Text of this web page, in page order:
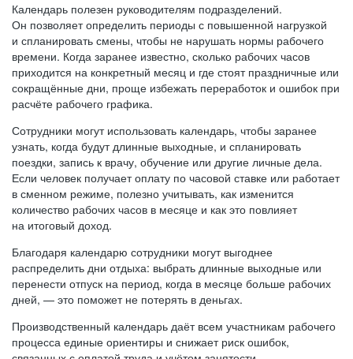
Календарь полезен руководителям подразделений.
Он позволяет определить периоды с повышенной нагрузкой
и спланировать смены, чтобы не нарушать нормы рабочего
времени. Когда заранее известно, сколько рабочих часов
приходится на конкретный месяц и где стоят праздничные или
сокращённые дни, проще избежать переработок и ошибок при
расчёте рабочего графика.
Сотрудники могут использовать календарь, чтобы заранее
узнать, когда будут длинные выходные, и спланировать
поездки, запись к врачу, обучение или другие личные дела.
Если человек получает оплату по часовой ставке или работает
в сменном режиме, полезно учитывать, как изменится
количество рабочих часов в месяце и как это повлияет
на итоговый доход.
Благодаря календарю сотрудники могут выгоднее
распределить дни отдыха: выбрать длинные выходные или
перенести отпуск на период, когда в месяце больше рабочих
дней, — это поможет не потерять в деньгах.
Производственный календарь даёт всем участникам рабочего
процесса единые ориентиры и снижает риск ошибок,